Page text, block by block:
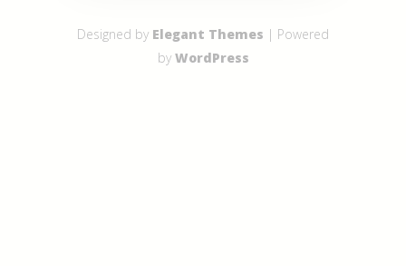
Designed by Elegant Themes | Powered
by WordPress